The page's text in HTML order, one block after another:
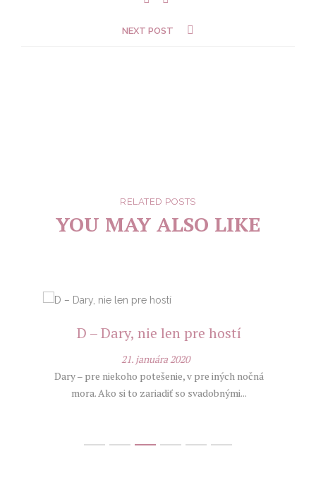
NEXT POST
RELATED POSTS
YOU MAY ALSO LIKE
D – Dary, nie len pre hostí
21. januára 2020
Dary – pre niekoho potešenie, v pre iných nočná
mora. Ako si to zariadiť so svadobnými...